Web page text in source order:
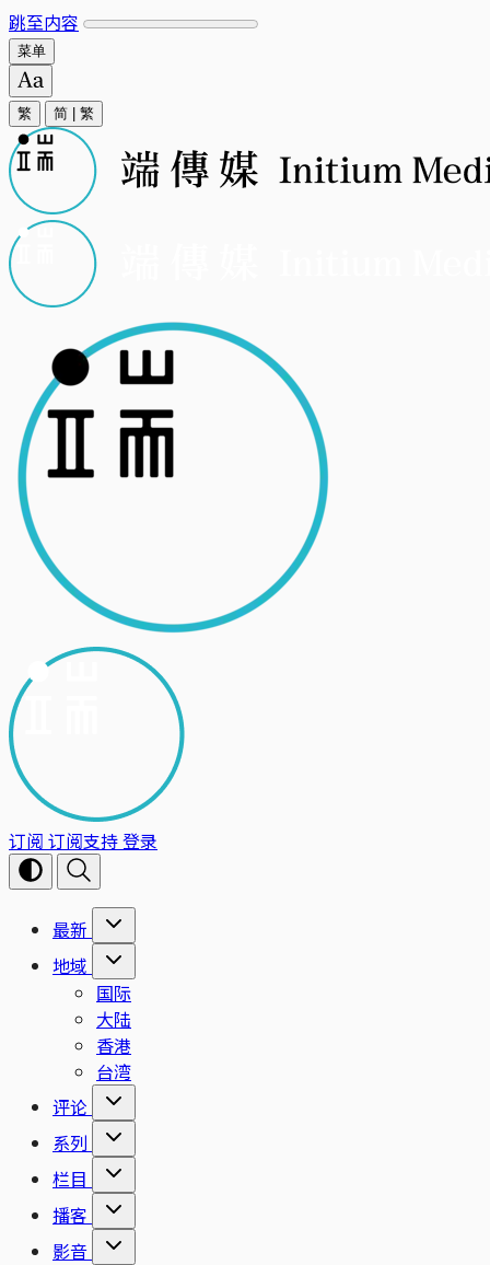
跳至内容
菜单
繁 简 繁
订阅 订阅支持登录
最新
地域
国际
大陆
香港
台湾
评论
系列
栏目
播客
影音